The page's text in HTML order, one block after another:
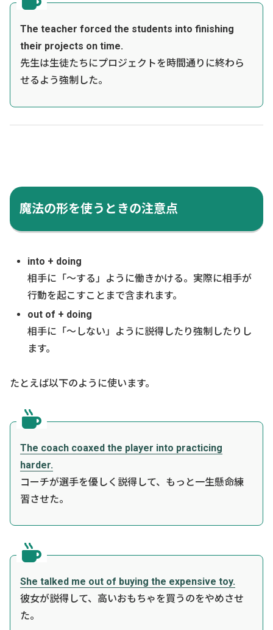
The teacher forced the students into finishing
their projects on time.
先生は生徒たちにプロジェクトを時間通りに終わら
せるよう強制した。
魔法の形を使うときの注意点
into + doing
相手に「～する」ように働きかける。実際に相手が
行動を起こすことまで含まれます。
out of + doing
相手に「～しない」ように説得したり強制したりし
ます。
たとえば以下のように使います。
The coach coaxed the player into practicing
harder.
コーチが選手を優しく説得して、もっと一生懸命練
習させた。
She talked me out of buying the expensive toy.
彼女が説得して、高いおもちゃを買うのをやめさせ
た。